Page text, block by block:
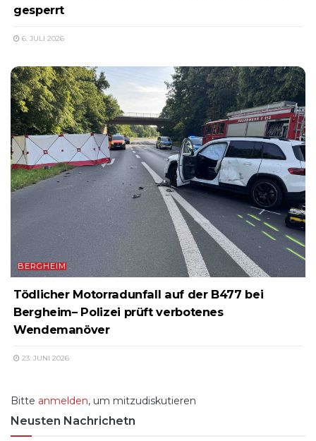
gesperrt
6. JULI 2026
BERGHEIM
Tödlicher Motorradunfall auf der B477 bei
Bergheim– Polizei prüft verbotenes
Wendemanöver
23. JUNI 2026
Bitte anmelden, um mitzudiskutieren
Neusten Nachrichetn